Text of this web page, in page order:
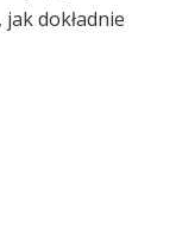
dokładnie